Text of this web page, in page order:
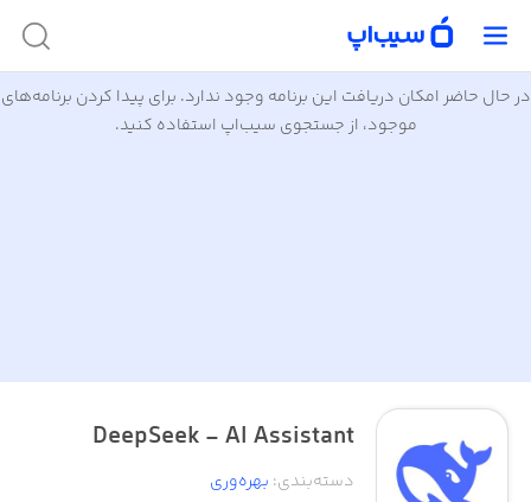
در حال حاضر امکان دریافت این برنامه وجود ندارد. برای پیدا کردن برنامه‌های
موجود، از جستجوی سیب‌اپ استفاده کنید.
DeepSeek - AI Assistant
دسته‌بندی: بهره‌وری